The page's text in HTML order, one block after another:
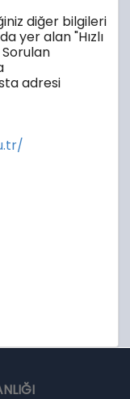
diğer bilgileri
yer alan "Hızlı
Sorulan
adresi